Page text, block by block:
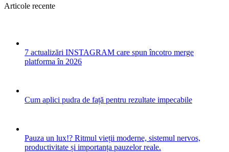
Articole recente
7 actualizări INSTAGRAM care spun încotro merge
platforma în 2026
Cum aplici pudra de față pentru rezultate impecabile
Pauza un lux!? Ritmul vieții moderne, sistemul nervos,
productivitate și importanța pauzelor reale.